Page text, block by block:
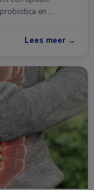
en …
Lees meer →